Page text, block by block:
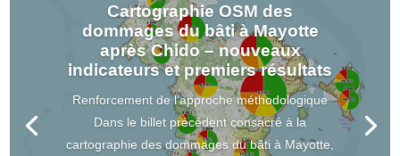
Cartographie OSM des
dommages du bâti à Mayotte
après Chido – nouveaux
indicateurs et premiers résultats
Renforcement de l’approche méthodologique
Dans le billet précédent consacré à la
cartographie des dommages du bâti à Mayotte,